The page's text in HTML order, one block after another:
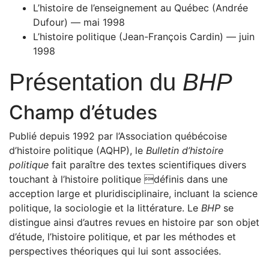
L’histoire de l’enseignement au Québec (Andrée
Dufour) — mai 1998
L’histoire politique (Jean-François Cardin) — juin
1998
Présentation du BHP
Champ d’études
Publié depuis 1992 par l’Association québécoise
d’histoire politique (AQHP), le Bulletin d’histoire
politique fait paraître des textes scientifiques divers
touchant à l’histoire politique définis dans une
acception large et pluridisciplinaire, incluant la science
politique, la sociologie et la littérature. Le BHP se
distingue ainsi d’autres revues en histoire par son objet
d’étude, l’histoire politique, et par les méthodes et
perspectives théoriques qui lui sont associées.